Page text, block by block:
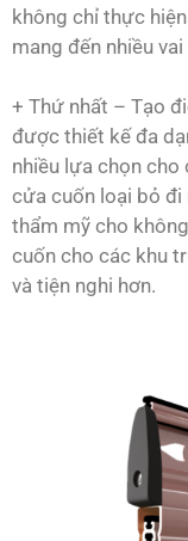
không chỉ thực
mang đến nhiều
+ Thứ nhất – Tạo
được thiết kế đa
nhiều lựa chọn cho
cửa cuốn loại bỏ đi
thẩm mỹ cho
cuốn cho các khu
và tiện nghi hơn.